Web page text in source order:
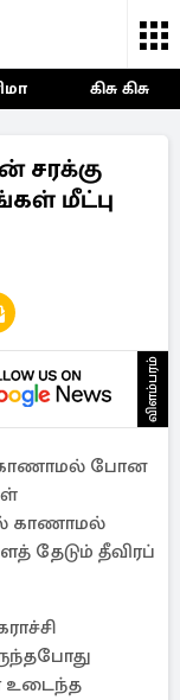
கிசு கிசு
சரக்கு
மீட்பு
விளம்பரம்
காணாமல் போன
காணாமல்
தேடும் தீவிரப்
உடைந்த